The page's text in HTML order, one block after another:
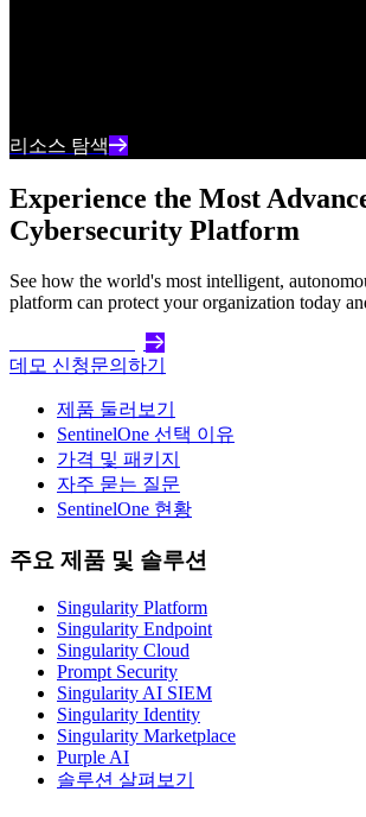
리소스 탐색
Experience the Most
Cybersecurity Platform
See how the world's most intelligent,
platform can protect your organization today
데모 신청문의하기
제품 둘러보기
SentinelOne 선택 이유
가격 및 패키지
자주 묻는 질문
SentinelOne 현황
주요 제품 및 솔루션
Singularity Platform
Singularity Endpoint
Singularity Cloud
Prompt Security
Singularity AI SIEM
Singularity Identity
Singularity Marketplace
Purple AI
솔루션 살펴보기